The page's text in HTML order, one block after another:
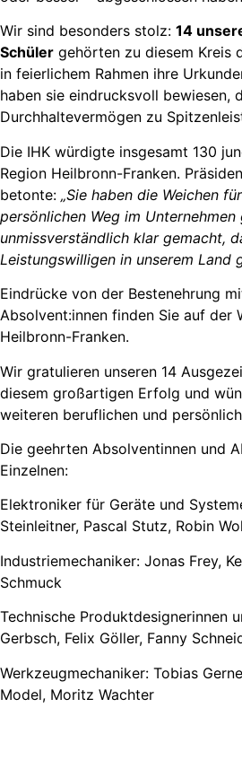
Wir sind besonders stolz: 14
Schüler gehörten zu diesem Kreis
in feierlichem Rahmen ihre
haben sie eindrucksvoll bewiesen,
Durchhaltevermögen zu
Die IHK würdigte insgesamt 130
Region Heilbronn-Franken.
betonte: „Sie haben die Weichen
persönlichen Weg im
unmissverständlich klar gemacht,
Leistungswilligen in unserem Land
Eindrücke von der Bestenehrung
Absolvent:innen finden Sie auf der
Heilbronn-Franken.
Wir gratulieren unseren 14
diesem großartigen Erfolg und
weiteren beruflichen und
Die geehrten Absolventinnen und
Einzelnen:
Elektroniker für Geräte und
Steinleitner, Pascal Stutz, Robin
Industriemechaniker: Jonas Frey,
Schmuck
Technische Produktdesignerinnen
Gerbsch, Felix Göller, Fanny
Werkzeugmechaniker: Tobias
Model, Moritz Wachter